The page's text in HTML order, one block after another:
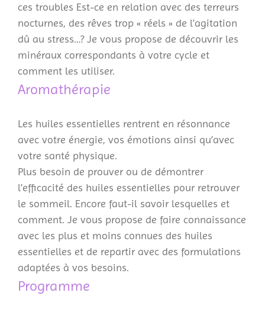
ces troubles Est-ce en relation avec des terreurs
nocturnes, des rêves trop « réels » de l’agitation
dû au stress…? Je vous propose de découvrir les
minéraux correspondants à votre cycle et
comment les utiliser.
Aromathérapie
Les huiles essentielles rentrent en résonnance
avec votre énergie, vos émotions ainsi qu’avec
votre santé physique.
Plus besoin de prouver ou de démontrer
l’efficacité des huiles essentielles pour retrouver
le sommeil. Encore faut-il savoir lesquelles et
comment. Je vous propose de faire connaissance
avec les plus et moins connues des huiles
essentielles et de repartir avec des formulations
adaptées à vos besoins.
Programme